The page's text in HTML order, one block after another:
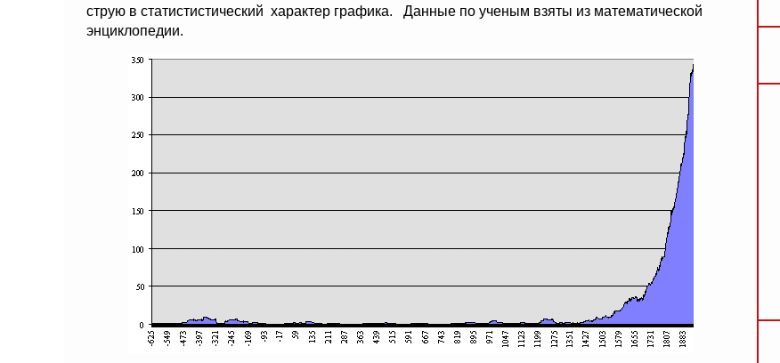
струю в статистистический характер графика. Данные по ученым взяты из математической
энциклопедии.